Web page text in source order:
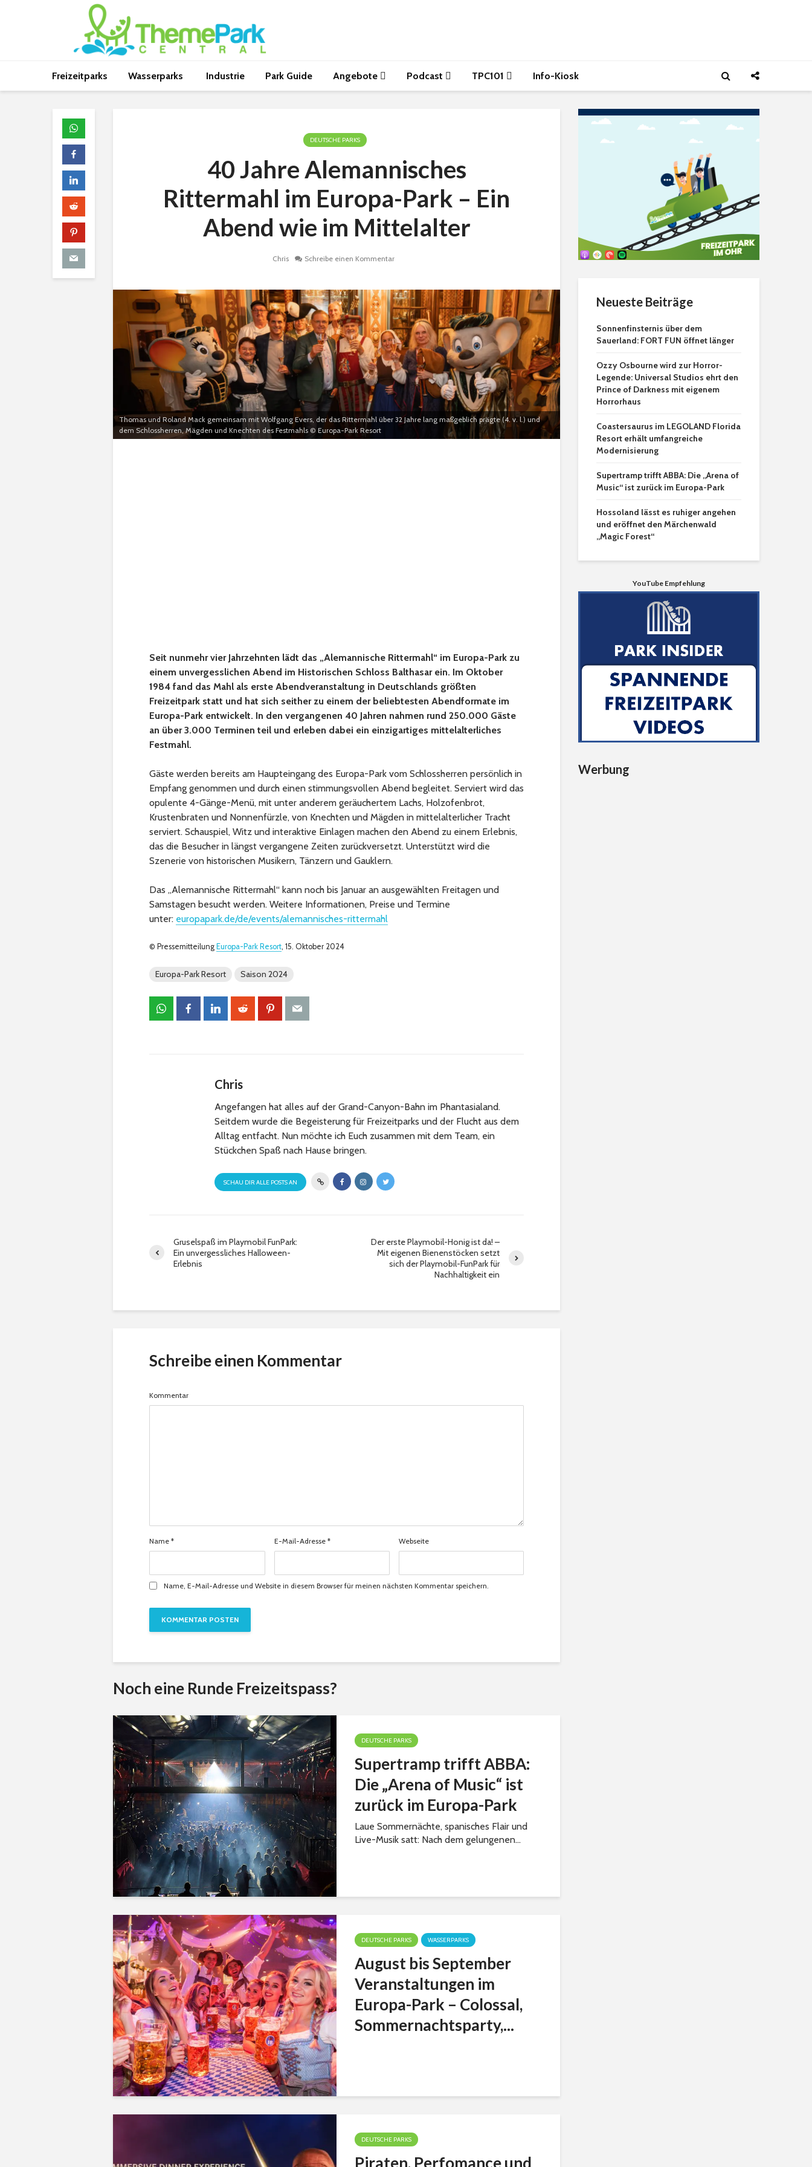
Freizeitparks Wasserparks Industrie Park Guide Angebote Podcast TPC101 Info-Kiosk
DEUTSCHE PARKS
40 Jahre Alemannisches
Rittermahl im Europa-Park – Ein
Abend wie im Mittelalter
Chris Schreibe einen Kommentar
Thomas und Roland Mack gemeinsam mit Wolfgang Evers, der das Rittermahl über 32 Jahre lang maßgeblich prägte (4. v. l.) und
dem Schlossherren, Mägden und Knechten des Festmahls © Europa-Park Resort
Seit nunmehr vier Jahrzehnten lädt das „Alemannische Rittermahl“ im Europa-Park zu
einem unvergesslichen Abend im Historischen Schloss Balthasar ein. Im Oktober
1984 fand das Mahl als erste Abendveranstaltung in Deutschlands größten
Freizeitpark statt und hat sich seither zu einem der beliebtesten Abendformate im
Europa-Park entwickelt. In den vergangenen 40 Jahren nahmen rund 250.000 Gäste
an über 3.000 Terminen teil und erleben dabei ein einzigartiges mittelalterliches
Festmahl.
Gäste werden bereits am Haupteingang des Europa-Park vom Schlossherren persönlich in
Empfang genommen und durch einen stimmungsvollen Abend begleitet. Serviert wird das
opulente 4-Gänge-Menü, mit unter anderem geräuchertem Lachs, Holzofenbrot,
Krustenbraten und Nonnenfürzle, von Knechten und Mägden in mittelalterlicher Tracht
serviert. Schauspiel, Witz und interaktive Einlagen machen den Abend zu einem Erlebnis,
das die Besucher in längst vergangene Zeiten zurückversetzt. Unterstützt wird die
Szenerie von historischen Musikern, Tänzern und Gauklern.
Das „Alemannische Rittermahl“ kann noch bis Januar an ausgewählten Freitagen und
Samstagen besucht werden. Weitere Informationen, Preise und Termine
unter: europapark.de/de/events/alemannisches-rittermahl
© Pressemitteilung Europa-Park Resort, 15. Oktober 2024
Europa-Park Resort Saison 2024
Chris
Angefangen hat alles auf der Grand-Canyon-Bahn im Phantasialand.
Seitdem wurde die Begeisterung für Freizeitparks und der Flucht aus dem
Alltag entfacht. Nun möchte ich Euch zusammen mit dem Team, ein
Stückchen Spaß nach Hause bringen.
SCHAU DIR ALLE POSTS AN
Gruselspaß im Playmobil FunPark:
Ein unvergessliches Halloween-
Erlebnis
Der erste Playmobil-Honig ist da! –
Mit eigenen Bienenstöcken setzt
sich der Playmobil-FunPark für
Nachhaltigkeit ein
Schreibe einen Kommentar
Kommentar
Name * E-Mail-Adresse * Webseite
Name, E-Mail-Adresse und Website in diesem Browser für meinen nächsten Kommentar speichern.
Noch eine Runde Freizeitspass?
DEUTSCHE PARKS
Supertramp trifft ABBA:
Die „Arena of Music“ ist
zurück im Europa-Park
Laue Sommernächte, spanisches Flair und
Live-Musik satt: Nach dem gelungenen...
DEUTSCHE PARKS WASSERPARKS
August bis September
Veranstaltungen im
Europa-Park – Colossal,
Sommernachtsparty,...
DEUTSCHE PARKS
Piraten, Perfomance und
Neueste Beiträge
Sonnenfinsternis über dem
Sauerland: FORT FUN öffnet länger
Ozzy Osbourne wird zur Horror-
Legende: Universal Studios ehrt den
Prince of Darkness mit eigenem
Horrorhaus
Coastersaurus im LEGOLAND Florida
Resort erhält umfangreiche
Modernisierung
Supertramp trifft ABBA: Die „Arena of
Music“ ist zurück im Europa-Park
Hossoland lässt es ruhiger angehen
und eröffnet den Märchenwald
„Magic Forest“
YouTube Empfehlung
Werbung